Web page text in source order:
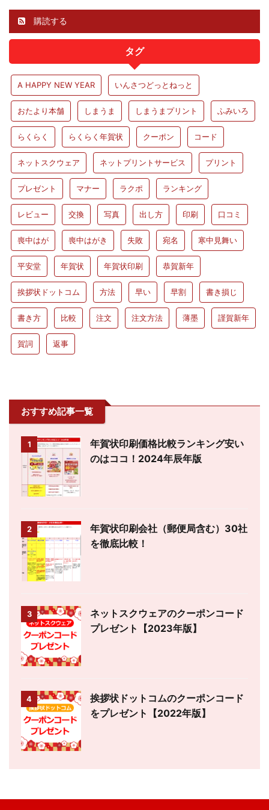
購読する
タグ
A HAPPY NEW YEAR いんさつどっとねっと
おたより本舗 しまうま しまうまプリント ふみいろ
らくらく らくらく年賀状 クーポン コード
ネットスクウェア ネットプリントサービス プリント
プレゼント マナー ラクポ ランキング
レビュー 交換 写真 出し方 印刷 口コミ
喪中はが 喪中はがき 失敗 宛名 寒中見舞い
平安堂 年賀状 年賀状印刷 恭賀新年
挨拶状ドットコム 方法 早い 早割 書き損じ
書き方 比較 注文 注文方法 薄墨 謹賀新年
賀詞 返事
おすすめ記事一覧
1
年賀状印刷価格比較ランキング安い
のはココ！2024年辰年版
2
年賀状印刷会社（郵便局含む）30社
を徹底比較！
3
ネットスクウェアのクーポンコード
プレゼント【2023年版】
4
挨拶状ドットコムのクーポンコード
をプレゼント【2022年版】